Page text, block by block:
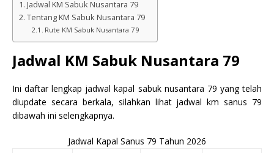
Jadwal KM Sabuk Nusantara 79
Tentang KM Sabuk Nusantara 79
Rute KM Sabuk Nusantara 79
Jadwal KM Sabuk Nusantara 79
Ini daftar lengkap jadwal kapal sabuk nusantara 79 yang telah
diupdate secara berkala, silahkan lihat jadwal km sanus 79
dibawah ini selengkapnya.
Jadwal Kapal Sanus 79 Tahun 2026